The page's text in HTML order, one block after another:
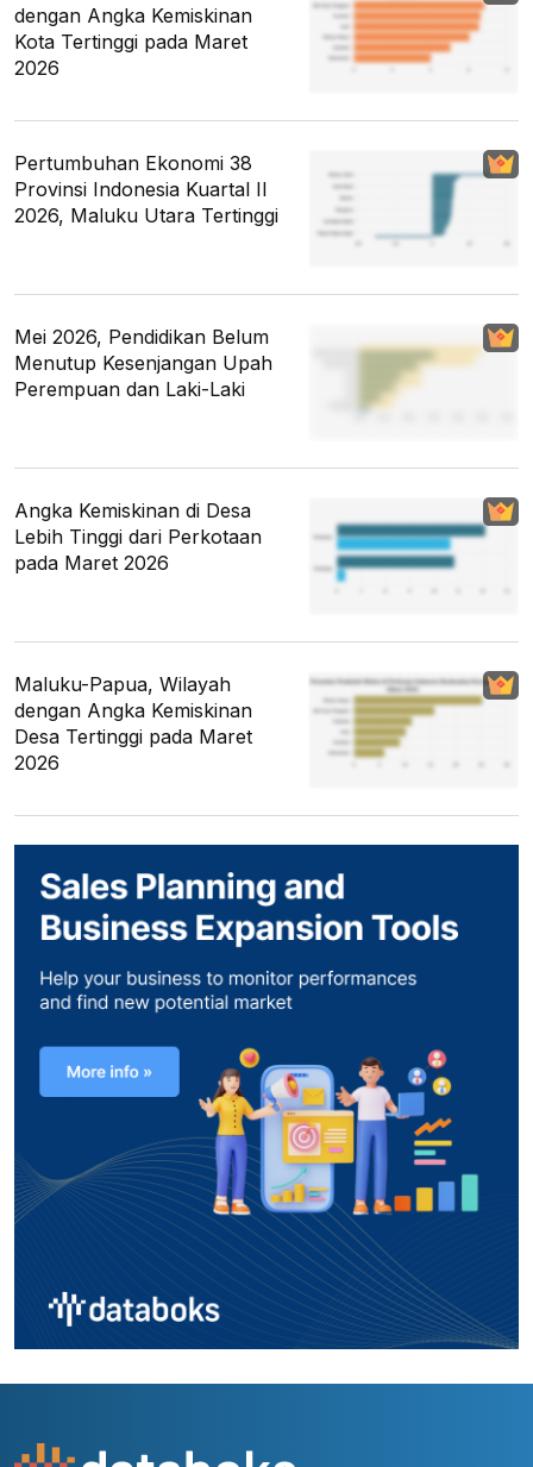
dengan Angka Kemiskinan
Kota Tertinggi pada Maret
2026
Pertumbuhan Ekonomi 38
Provinsi Indonesia Kuartal II
2026, Maluku Utara Tertinggi
Mei 2026, Pendidikan Belum
Menutup Kesenjangan Upah
Perempuan dan Laki-Laki
Angka Kemiskinan di Desa
Lebih Tinggi dari Perkotaan
pada Maret 2026
Maluku-Papua, Wilayah
dengan Angka Kemiskinan
Desa Tertinggi pada Maret
2026